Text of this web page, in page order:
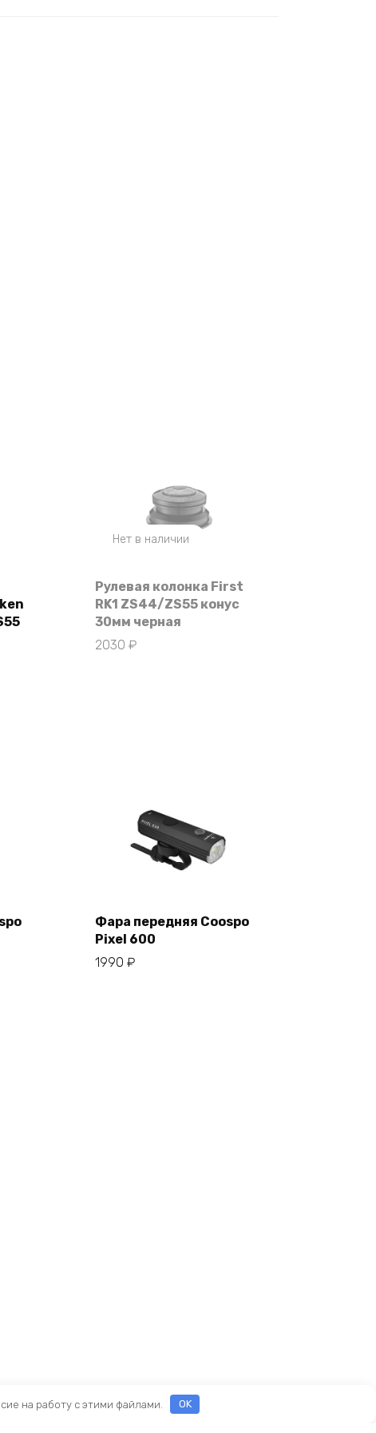
Нет в наличии
Рулевая колонка First
RK1 ZS44/ZS55 конус
30мм черная
2030 ₽
Фара передняя Coospo
Pixel 600
1990 ₽
на работу с этими файлами. OK